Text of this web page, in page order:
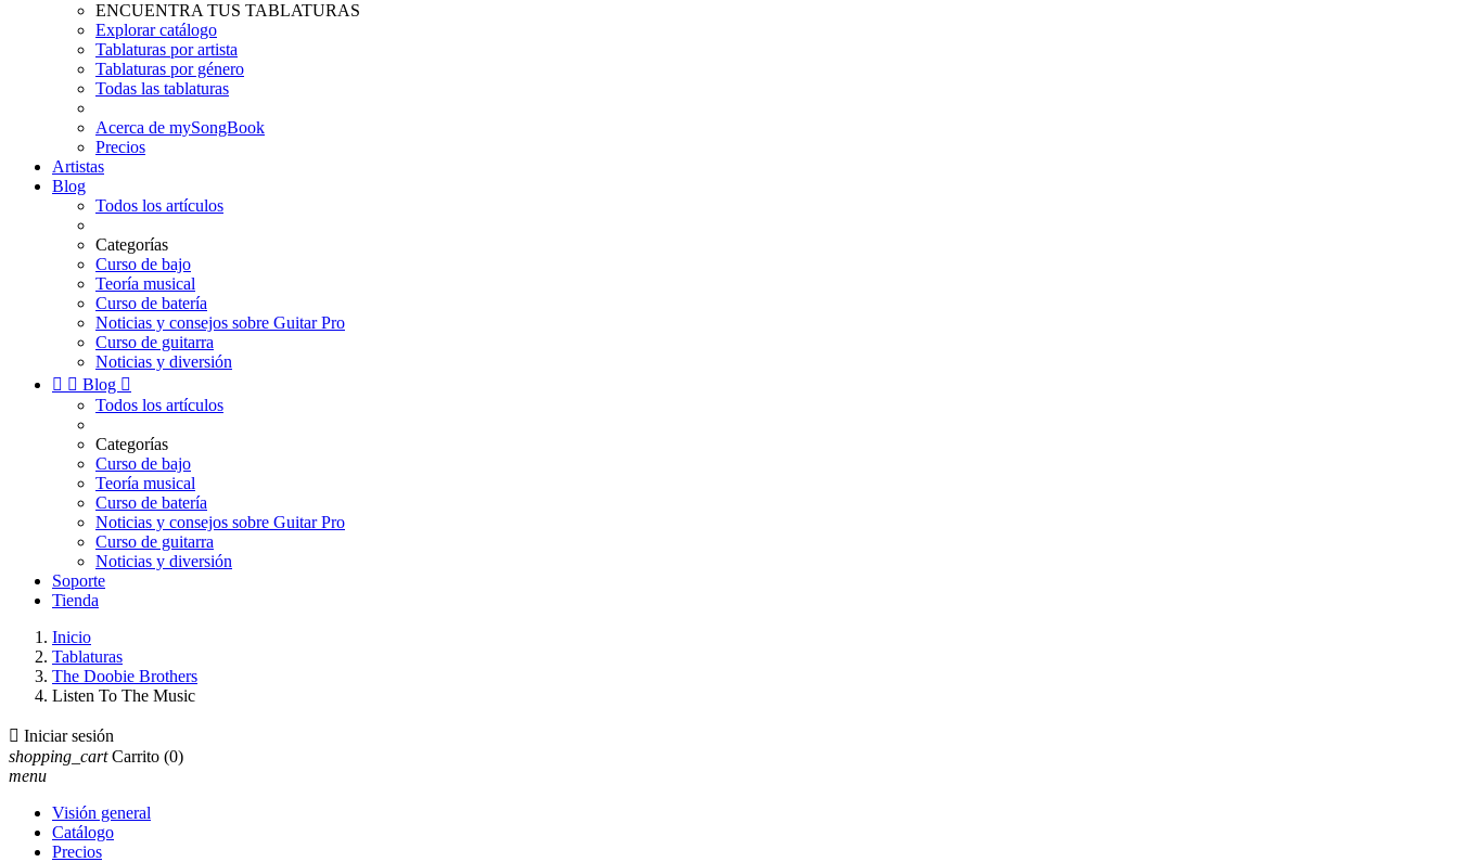
ENCUENTRA TUS TABLATURAS
Explorar catálogo
Tablaturas por artista
Tablaturas por género
Todas las tablaturas
Acerca de mySongBook
Precios
Artistas
Blog
Todos los artículos
Categorías
Curso de bajo
Teoría musical
Curso de batería
Noticias y consejos sobre Guitar Pro
Curso de guitarra
Noticias y diversión
  Blog 
Todos los artículos
Categorías
Curso de bajo
Teoría musical
Curso de batería
Noticias y consejos sobre Guitar Pro
Curso de guitarra
Noticias y diversión
Soporte
Tienda
Inicio
Tablaturas
The Doobie Brothers
Listen To The Music
 Iniciar sesión
shopping_cart Carrito (0)
menu
Visión general
Catálogo
Precios